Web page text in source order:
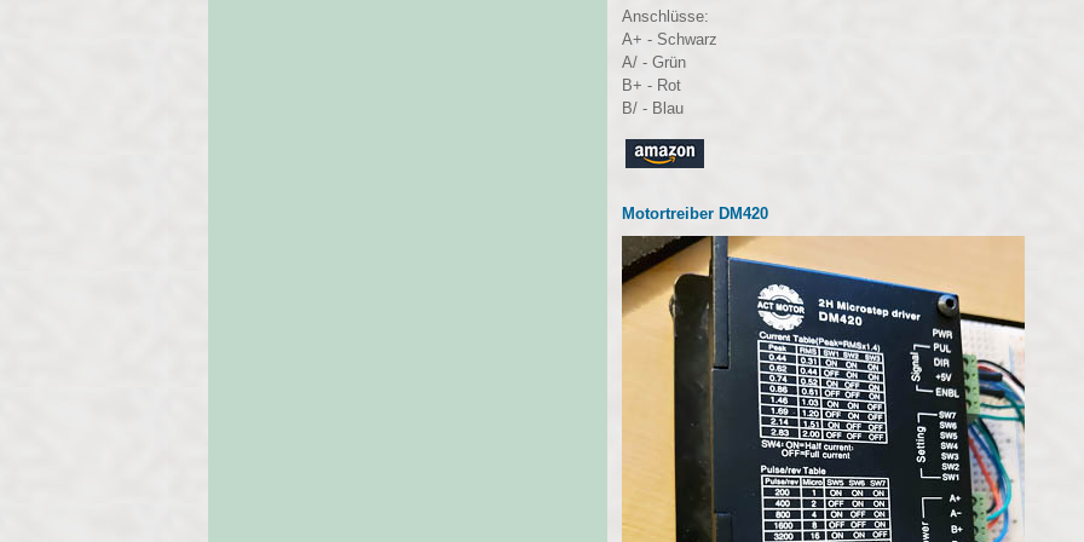
Anschlüsse:
A+ - Schwarz
A/ - Grün
B+ - Rot
B/ - Blau
Motortreiber DM420